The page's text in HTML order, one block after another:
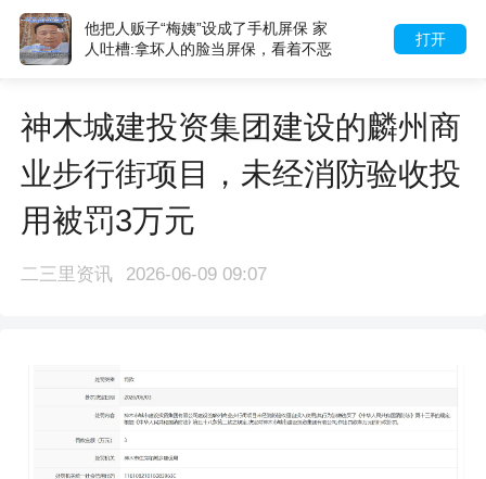
打开
屏保 家
看着不恶
“梅姨”画像为何挂案头七
画像专家林宇辉:她激起了
神木城建投资集团建设的麟州商
业步行街项目，未经消防验收投
用被罚3万元
二三里资讯 2026-06-09 09:07